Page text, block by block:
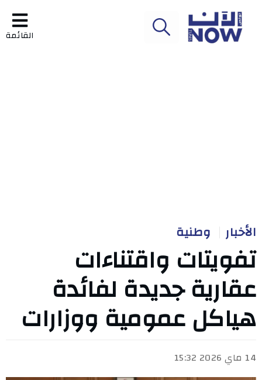
القائمة
الأخبار وطنية
تفويتات واقتناءات
عقارية جديدة لفائدة
هياكل عمومية ووزارات
14 ماي 2026 15:32